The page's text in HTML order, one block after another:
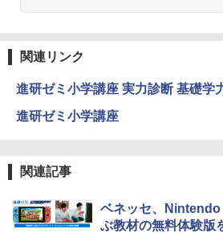
関連リンク
進研ゼミ小学講座 実力診断 基礎学
進研ゼミ小学講座
関連記事
ベネッセ、
ぶ教材の無料体験版